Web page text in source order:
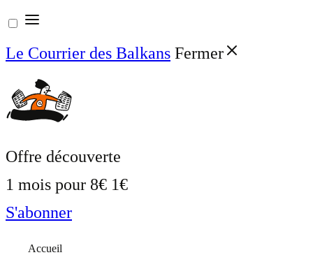
Aller
au
contenu
Le Courrier des Balkans Fermer
Offre découverte
1 mois pour 8€ 1€
S'abonner
Accueil